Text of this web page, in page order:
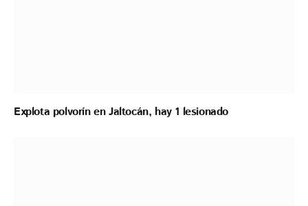
Explota polvorín en Jaltocán, hay 1 lesionado